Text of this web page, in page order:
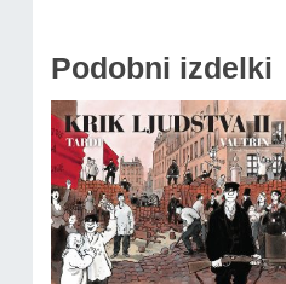
Podobni izdelki